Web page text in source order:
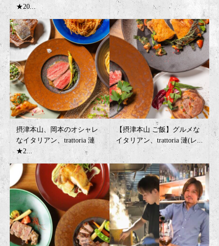
★20...
摂津本山、岡本のオシャレ
なイタリアン、trattoria 漣
★2...
【摂津本山 ご飯】グルメな
イタリアン、trattoria 漣(レ...